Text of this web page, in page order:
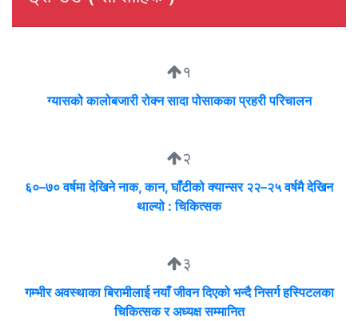
१
ग्यासको कालोबजारी रोक्न सादा पोसाकका प्रहरी परिचालन
२
६०–७० वर्षमा देखिने नाक, कान, घाँटीको क्यान्सर २२–२५ वर्षमै देखिन
थाल्यो : चिकित्सक
३
गम्भीर अवस्थाका बिरामीलाई नयाँ जीवन दिएको भन्दै निसर्ग हस्पिटलका
चिकित्सक र अध्यक्ष सम्मानित